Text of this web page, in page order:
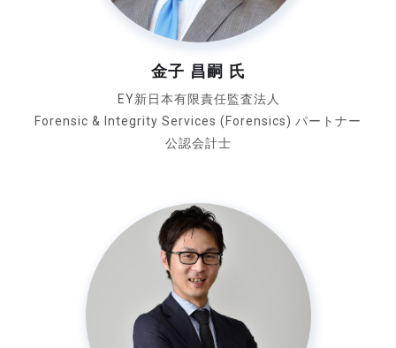
金子 昌嗣 氏
EY新日本有限責任監査法人
Forensic & Integrity Services (Forensics) パートナー
公認会計士